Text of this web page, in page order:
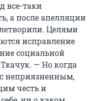
все-таки
а после апелляции
Целями
исправление
социальной
— Но когда
неприязненным,
честь и